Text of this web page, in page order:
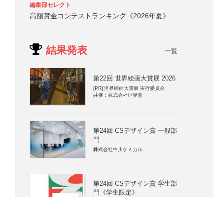
編集部セレクト
高額賞金コンテストランキング《2026年夏》
結果発表 一覧
第22回 世界絵画大賞展 2026
[PR] 世界絵画大賞展 実行委員会
共催：株式会社世界堂
第24回 CSデザイン賞 一般部
門
株式会社中川ケミカル
第24回 CSデザイン賞 学生部
門《学生限定》